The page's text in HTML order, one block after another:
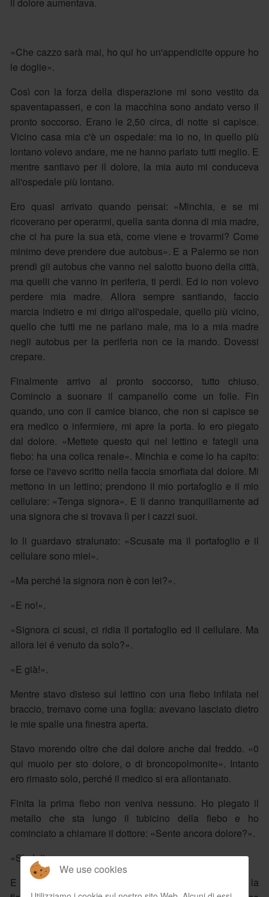
«Che cazzo sarà mai, ho qui ho un'appendicite oppure ho
le doglie».
Così con la forza della disperazione mi sono vestito da
spaventapasseri, e con la macchina sono andato verso il
pronto soccorso. Erano le 2,50 circa, di notte si capisce.
Vicino casa mia c'è un ospedale: ma io no, in quello più
lontano volevo andare, me ne hanno parlato tutti meglio. E
mentre santiavo per il dolore, la mia auto mi conduceva
all'ospedale più lontano.
Ero quasi arrivato quando pensai: «Minchia, e se mi
ricoverano per operarmi, quella santa donna di mia madre,
che ci ha pure la sua età, come viene e trovarmi? Come
minimo deve prendere due autobus». E a Palermo se non
prendi gli autobus che vanno nel salotto buono della città,
ma quelli che vanno in periferia, ti perdi. Ed io non volevo
perdere mia madre. Allora sempre santiando, faccio
marcia indietro e mi dirigo all'ospedale, quello più vicino,
quello che tutti me ne parlano male, ma io a mia madre
negli autobus per la periferia non ce la mando. Dovessi
crepare.
Finalmente arrivo al pronto soccorso, tutto chiuso.
Comincio a suonare il campanello come un folle. Fin
quando, uno con il camice bianco, che non si capisce se
era medico o infermiere, mi apre la porta. Io ero piegato
dal dolore. «Mettete questo qui nel lettino e fategli una
flebo: ha una colica renale». Minchia e come lo ha capito:
forse ce l'avevo scritto nella faccia smorfiata dal dolore. Mi
mettono in un lettino; prendono il mio portafoglio e il mio
cellulare: «Tenga signora». E li danno tranquillamente ad
una signora che si trovava lì per i cazzi suoi.
Io li guardavo stralunato: «Scusate ma il portafoglio e il
cellulare sono miei».
«Ma perché la signora non è con lei?».
«E no!».
«Signora ci scusi, ci ridia il portafoglio ed il cellulare. Ma
allora lei é venuto da solo?».
«E già!».
Mentre stavo disteso sul lettino con una flebo infilata nel
braccio, tremavo come una foglia: avevano lasciato dietro
le mie spalle una finestra aperta.
Stavo morendo oltre che dal dolore anche dal freddo. «0
qui muoio per sto dolore, o di broncopolmonite». Intanto
ero rimasto solo, perché il medico si era allontanato.
Finita la prima flebo non veniva nessuno. Ho piegato il
metallo che sta lungo il tubicino della flebo e ho
cominciato a chiamare il dottore: «Sente ancora dolore?».
«Sì, dottore».
E via con un'altra flebo, poi delle iniezioni attraverso la
We use cookies